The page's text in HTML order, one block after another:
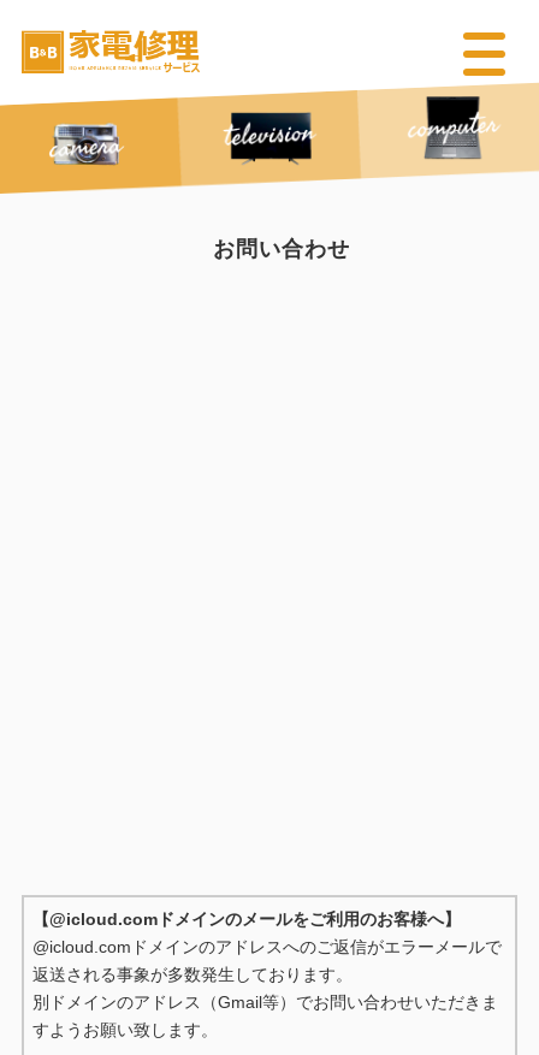
お問い合わせ
【@icloud.comドメインのメールをご利用のお客様へ】
@icloud.comドメインのアドレスへのご返信がエラーメールで
返送される事象が多数発生しております。
別ドメインのアドレス（Gmail等）でお問い合わせいただきま
すようお願い致します。